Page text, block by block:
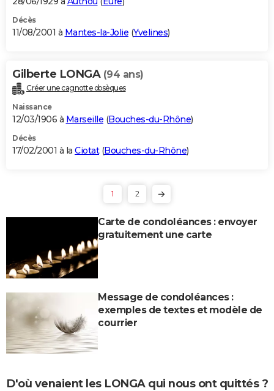
Décès
11/08/2001 à Mantes-la-Jolie (Yvelines)
Gilberte LONGA (94 ans)
Créer une cagnotte obsèques
Naissance
12/03/1906 à Marseille (Bouches-du-Rhône)
Décès
17/02/2001 à la Ciotat(Bouches-du-Rhône)
1 2
Carte de condoléances : envoyer
gratuitement une carte
Message de condoléances :
exemples de textes et modèle de
courrier
D'où venaient les LONGA qui nous ont quittés ?